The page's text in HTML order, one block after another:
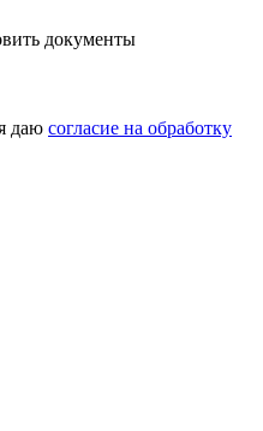
документы
даю согласие на обработку